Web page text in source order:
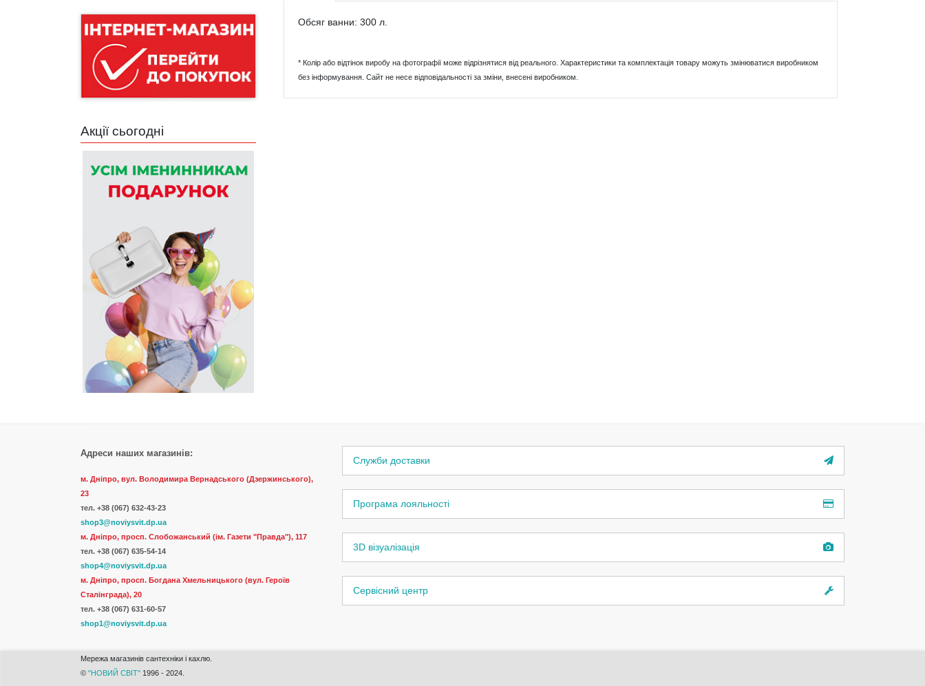
Акції сьогодні
Обсяг ванни: 300 л.
* Колір або відтінок виробу на фотографії може відрізнятися від реального. Характеристики та комплектація товару можуть змінюватися виробником
без інформування. Сайт не несе відповідальності за зміни, внесені виробником.
Адреси наших магазинів:
м. Дніпро, вул. Володимира Вернадського (Дзержинського),
23
тел. +38 (067) 632-43-23
shop3@noviysvit.dp.ua
м. Дніпро, просп. Слобожанський (ім. Газети "Правда"), 117
тел. +38 (067) 635-54-14
shop4@noviysvit.dp.ua
м. Дніпро, просп. Богдана Хмельницького (вул. Героїв
Сталінграда), 20
тел. +38 (067) 631-60-57
shop1@noviysvit.dp.ua
Служби доставки
Програма лояльності
3D візуалізація
Сервісний центр
Мережа магазинів сантехніки і кахлю.
© "НОВИЙ СВІТ" 1996 - 2024.